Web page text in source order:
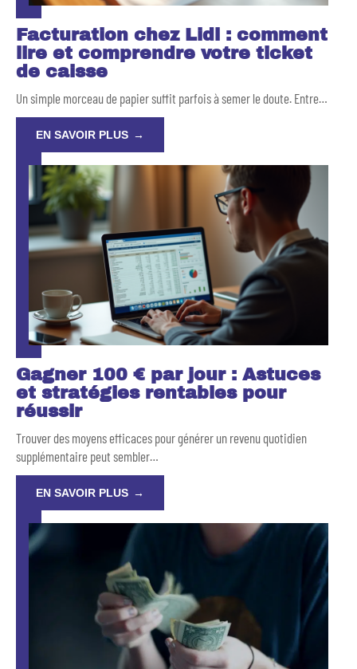
Facturation chez Lidl : comment
lire et comprendre votre ticket
de caisse
Un simple morceau de papier suffit parfois à semer le doute. Entre…
EN SAVOIR PLUS
Gagner 100 € par jour : Astuces
et stratégies rentables pour
réussir
Trouver des moyens efficaces pour générer un revenu quotidien
supplémentaire peut sembler…
EN SAVOIR PLUS